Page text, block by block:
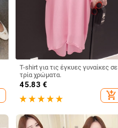
T-shirt για τις έγκυες γυναίκες σε
τρία χρώματα.
45.83 €
add_shopping_cart